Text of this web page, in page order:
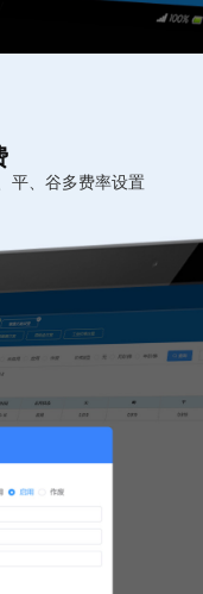
平、谷多费率设置